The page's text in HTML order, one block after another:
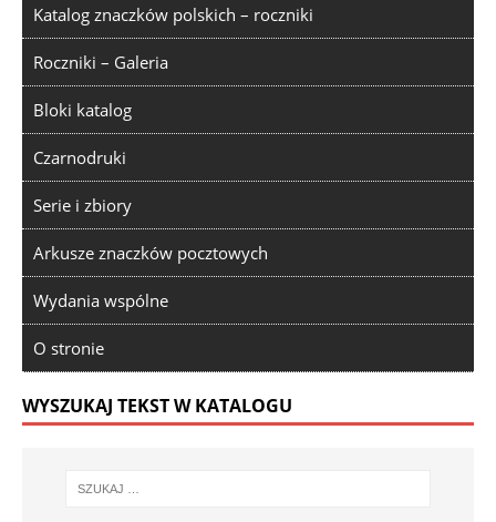
Katalog znaczków polskich – roczniki
Roczniki – Galeria
Bloki katalog
Czarnodruki
Serie i zbiory
Arkusze znaczków pocztowych
Wydania wspólne
O stronie
WYSZUKAJ TEKST W KATALOGU